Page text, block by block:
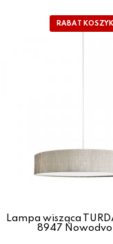
Lampa wisząca
8947